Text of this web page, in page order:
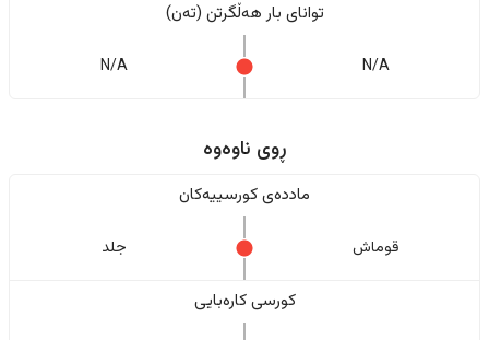
تواناى بار هەڵگرتن (تەن)
N/A
N/A
ڕوی ناوەوە
ماددەی کورسییەکان
قوماش جلد
کورسی کارەبایی